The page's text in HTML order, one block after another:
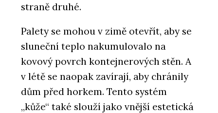
straně druhé.
Palety se mohou v zimě otevřít, aby se
sluneční teplo nakumulovalo na
kovový povrch kontejnerových stěn. A
v létě se naopak zavírají, aby chránily
dům před horkem. Tento systém
„kůže“ také slouží jako vnější estetická